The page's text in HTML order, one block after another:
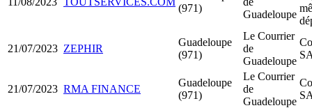
(971)
Guadeloupe
21/07/2023 ZEPHIR
Guadeloupe
(971)
Le Courrier
de
Guadeloupe
21/07/2023 RMA FINANCE
Guadeloupe
(971)
Le Courrier
de
Guadeloupe